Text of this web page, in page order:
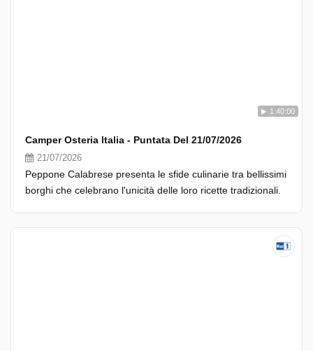
1:40:00
Camper Osteria Italia - Puntata Del 21/07/2026
21/07/2026
Peppone Calabrese presenta le sfide culinarie tra bellissimi
borghi che celebrano l'unicità delle loro ricette tradizionali.